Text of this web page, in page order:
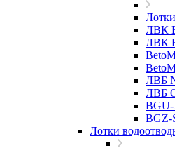
ЛВК
ЛВК
ЛВБ
ЛВБ
BGZ-
Лотки